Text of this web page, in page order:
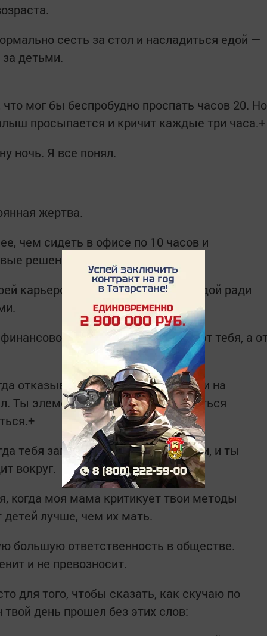
сесть за стол и насладиться едой —
детьми.
мог бы беспробудно проспать часов 20. Но
просыпается и кричит каждые три часа.+
ночь. Я все понял.
жертва.
чем сидеть в офисе по 10 часов и
решения.
карьерой и материальной свободой ради
положение зависит не от тебя, а
отказываешься пойти с друзьями на
Ты элементарно не можешь заняться
тебя запирают на замок с детьми, и ты
вокруг.
когда моя мама критикует твои методы
лучше, чем их мать.
большую ответственность в обществе.
и не превозносит.
для того, чтобы сказать, как скучаю по
день прошел без этих слов: